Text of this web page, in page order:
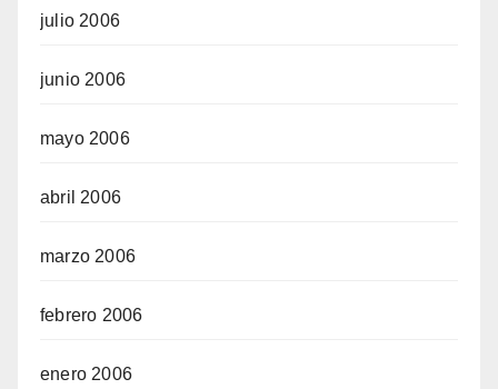
julio 2006
junio 2006
mayo 2006
abril 2006
marzo 2006
febrero 2006
enero 2006